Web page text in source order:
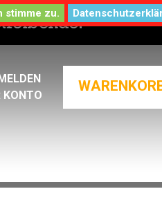
KONTO